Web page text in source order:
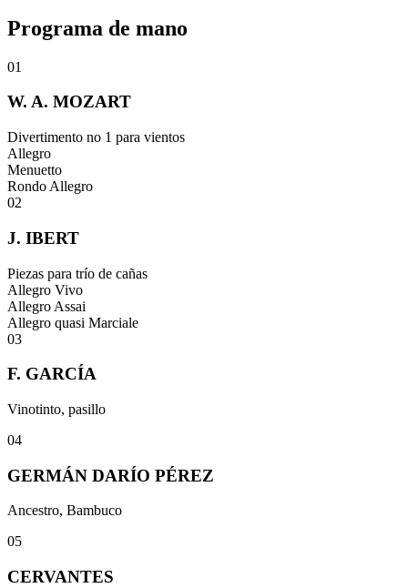
Programa de mano
01
W. A. MOZART
Divertimento no 1 para vientos
Allegro
Menuetto
Rondo Allegro
02
J. IBERT
Piezas para trío de cañas
Allegro Vivo
Allegro Assai
Allegro quasi Marciale
03
F. GARCÍA
Vinotinto, pasillo
04
GERMÁN DARÍO PÉREZ
Ancestro, Bambuco
05
CERVANTES